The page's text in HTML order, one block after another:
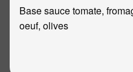
Base sauce tomate,
oeuf, olives